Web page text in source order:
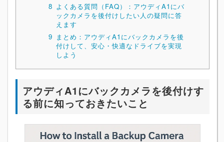
8 よくある質問（FAQ）：アウディA1にバ
ックカメラを後付けしたい人の疑問に答
えます
9 まとめ：アウディA1にバックカメラを後
付けして、安心・快適なドライブを実現
しよう
アウディA1にバックカメラを後付けす
る前に知っておきたいこと